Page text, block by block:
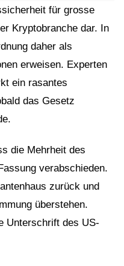
für grosse
Kryptobranche dar. In
daher als
erweisen. Experten
ein rasantes
das Gesetz
die Mehrheit des
verabschieden.
zurück und
überstehen.
Unterschrift des US-